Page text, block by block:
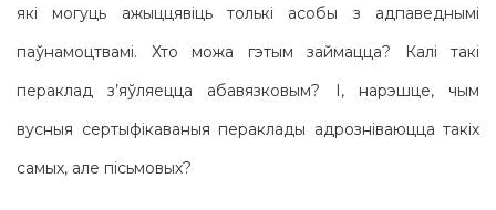
які могуць ажыццявіць толькі асобы з адпаведнымі
паўнамоцтвамі. Хто можа гэтым займацца? Калі такі
пераклад з’яўляецца абавязковым? І, нарэшце, чым
вусныя сертыфікаваныя пераклады адрозніваюцца такіх
самых, але пісьмовых?